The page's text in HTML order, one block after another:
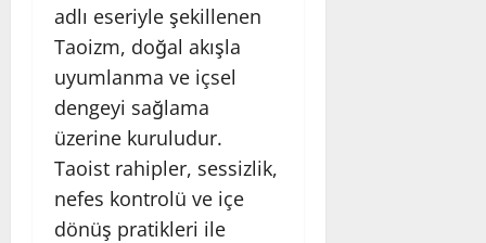
adlı eseriyle şekillenen
Taoizm, doğal akışla
uyumlanma ve içsel
dengeyi sağlama
üzerine kuruludur.
Taoist rahipler, sessizlik,
nefes kontrolü ve içe
dönüş pratikleri ile